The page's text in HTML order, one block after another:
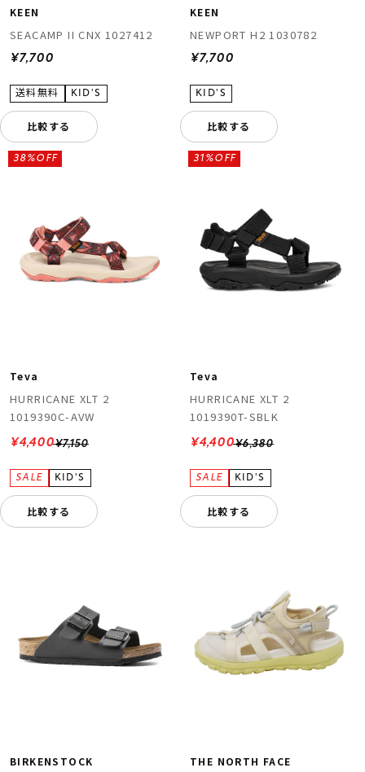
KEEN
SEACAMP II CNX 1027412
¥7,700
比較する
KEEN
NEWPORT H2 1030782
¥7,700
比較する
Teva
HURRICANE XLT 2
1019390C-AVW
¥7,150
38%OFF
¥4,400
比較する
Teva
HURRICANE XLT 2
1019390T-SBLK
¥6,380
31%OFF
¥4,400
比較する
BIRKENSTOCK THE NORTH FACE